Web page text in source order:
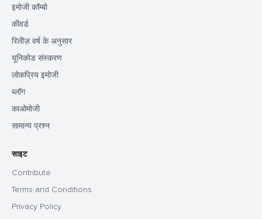
इमोजी कॉम्बो
कीवर्ड
रिलीज़ वर्ष के अनुसार
यूनिकोड संस्करण
लोकप्रिय इमोजी
ब्लॉग
काओमोजी
सामान्य प्रश्न
साइट
Contribute
Terms and Conditions
Privacy Policy